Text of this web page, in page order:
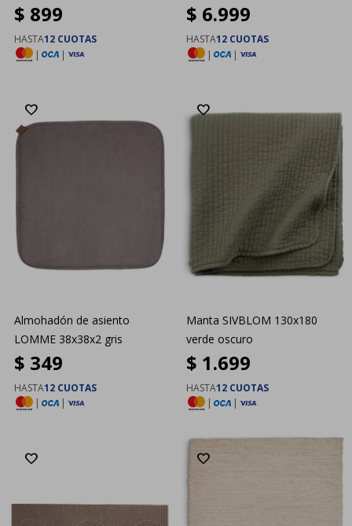
$ 899
HASTA12 CUOTAS
|
|
$ 6.999
HASTA12 CUOTAS
|
|
Almohadón de asiento
LOMME 38x38x2 gris
$ 349
HASTA12 CUOTAS
|
|
Manta SIVBLOM 130x180
verde oscuro
$ 1.699
HASTA12 CUOTAS
|
|